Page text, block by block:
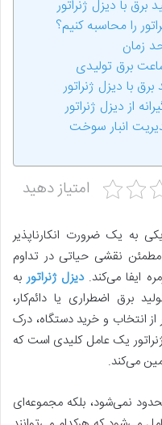
برق با دیزل ژنراتور
را محاسبه کنیم؟
زمان
برق تولیدی
با دیزل ژنراتور
از دیزل ژنراتور
انبار سوخت
امتیاز دهید
به یک ضرورت انکارناپذیر
نقشی حیاتی در تداوم
ایفا می‌کند.دیزل ژنراتوربه
برق اضطراری یا دائم‌کار،
از انتخاب و خرید دستگاه، درک
یک عامل کلیدی است که
می‌کند.
نمی‌شود، بلکه مجموعه‌ای